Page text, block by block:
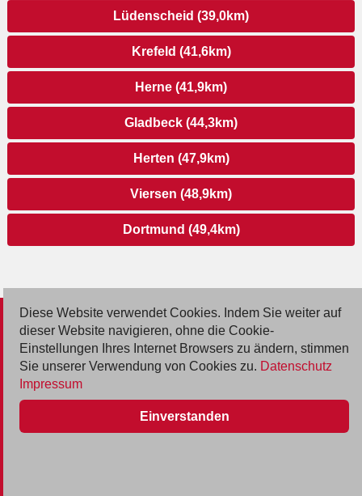
Lüdenscheid (39,0km)
Krefeld (41,6km)
Herne (41,9km)
Gladbeck (44,3km)
Herten (47,9km)
Viersen (48,9km)
Dortmund (49,4km)
© 2026 Deutsche Jobmarkt GmbH
Inserieren
Kontakt
AGB
Diese Website verwendet Cookies. Indem Sie weiter auf
dieser Website navigieren, ohne die Cookie-
Einstellungen Ihres Internet Browsers zu ändern, stimmen
Sie unserer Verwendung von Cookies zu. Datenschutz
Impressum
Einverstanden